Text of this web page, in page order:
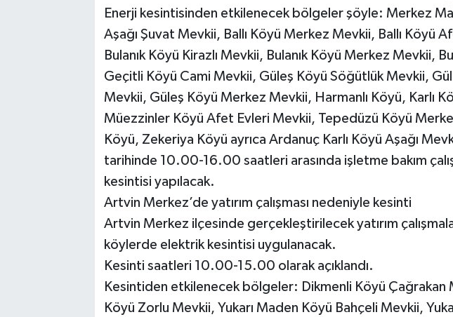
Enerji kesintisinden etkilenecek bölgeler şöyle: Merkez
Aşağı Şuvat Mevkii, Ballı Köyü Merkez Mevkii, Ballı Köyü
Bulanık Köyü Kirazlı Mevkii, Bulanık Köyü Merkez Mevkii,
Geçitli Köyü Cami Mevkii, Güleş Köyü Söğütlük Mevkii,
Mevkii, Güleş Köyü Merkez Mevkii, Harmanlı Köyü, Karlı
Müezzinler Köyü Afet Evleri Mevkii, Tepedüzü Köyü
Köyü, Zekeriya Köyü ayrıca Ardanuç Karlı Köyü Aşağı
tarihinde 10.00-16.00 saatleri arasında işletme bakım
kesintisi yapılacak.
Artvin Merkez’de yatırım çalışması nedeniyle kesinti
Artvin Merkez ilçesinde gerçekleştirilecek yatırım
köylerde elektrik kesintisi uygulanacak.
Kesinti saatleri 10.00-15.00 olarak açıklandı.
Kesintiden etkilenecek bölgeler: Dikmenli Köyü Çağrakan
Köyü Zorlu Mevkii, Yukarı Maden Köyü Bahçeli Mevkii,